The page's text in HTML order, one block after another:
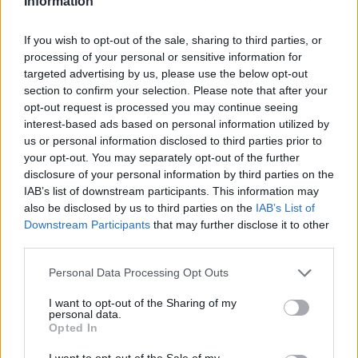
If you wish to opt-out of the sale, sharing to third parties, or
processing of your personal or sensitive information for
targeted advertising by us, please use the below opt-out
section to confirm your selection. Please note that after your
opt-out request is processed you may continue seeing
interest-based ads based on personal information utilized by
us or personal information disclosed to third parties prior to
your opt-out. You may separately opt-out of the further
disclosure of your personal information by third parties on the
IAB’s list of downstream participants. This information may
also be disclosed by us to third parties on the IAB’s List of
Downstream Participants that may further disclose it to other
Please note that this website/app uses one or more Google
not limited to your visit or usage behaviour. You may click to
grant or deny consent to Google and its third-party tags to
use your data for below specified purposes in below Google
consent section.
Personal Data Processing Opt Outs
I want to opt-out of the Sharing of my
personal data.
Opted In
2024. március 2. szombat, 10:17
Nasser Al-Attiyah nyerte a tereprali-vb második
futamát